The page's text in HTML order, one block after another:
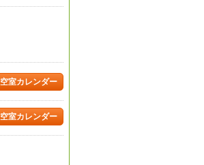
空室カレンダー
空室カレンダー